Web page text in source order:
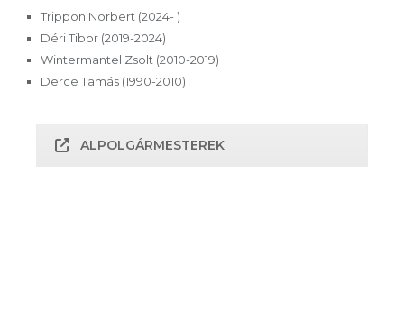
Trippon Norbert (2024- )
Déri Tibor (2019-2024)
Wintermantel Zsolt (2010-2019)
Derce Tamás (1990-2010)
ALPOLGÁRMESTEREK